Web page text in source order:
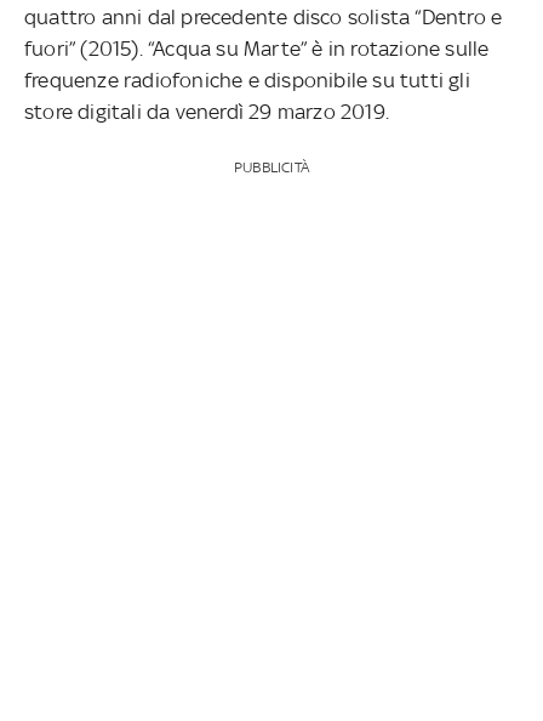
quattro anni dal precedente disco solista “Dentro e
fuori” (2015). “Acqua su Marte” è in rotazione sulle
frequenze radiofoniche e disponibile su tutti gli
store digitali da venerdì 29 marzo 2019.
PUBBLICITÀ